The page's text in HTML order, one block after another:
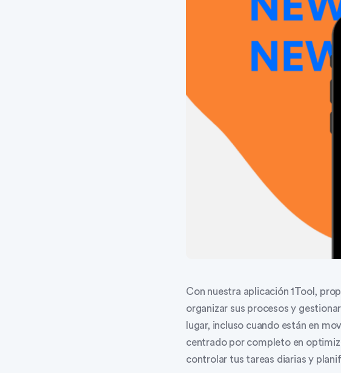
Con nuestra aplicación 1Tool,
organizar sus procesos y
lugar, incluso cuando están en
centrado por completo en
controlar tus tareas diarias y